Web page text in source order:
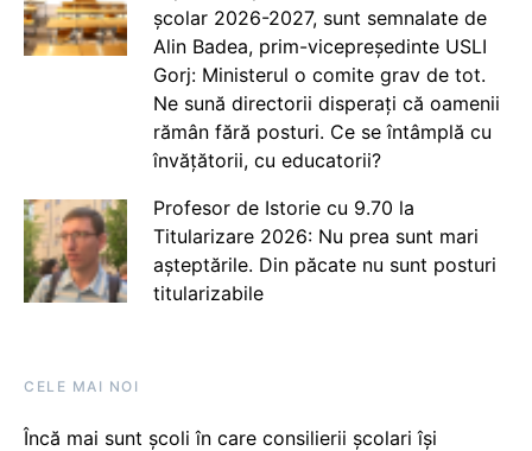
școlar 2026-2027, sunt semnalate de
Alin Badea, prim-vicepreședinte USLI
Gorj: Ministerul o comite grav de tot.
Ne sună directorii disperați că oamenii
rămân fără posturi. Ce se întâmplă cu
învățătorii, cu educatorii?
Profesor de Istorie cu 9.70 la
Titularizare 2026: Nu prea sunt mari
așteptările. Din păcate nu sunt posturi
titularizabile
CELE MAI NOI
Încă mai sunt școli în care consilierii școlari își